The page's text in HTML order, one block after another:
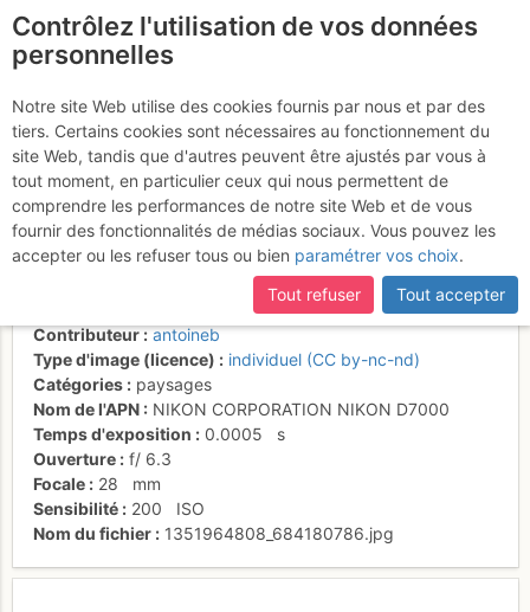
Grande Jumelle 2215m
(gauche) et Petite Jumelle
2182m
19 oct. 2012 10:37
Contributeur
antoineb
Type d'image (licence)
individuel (CC by-nc-nd)
Catégories
paysages
Nom de l'APN
NIKON CORPORATION NIKON D7000
Temps d'exposition
0.0005
s
Ouverture
f/ 6.3
Focale
28
mm
Sensibilité
200
ISO
Nom du fichier
1351964808_684180786.jpg
Contrôlez l'utilisation de vos données
personnelles
Notre site Web utilise des cookies fournis par nous et par des
tiers. Certains cookies sont nécessaires au fonctionnement du
site Web, tandis que d'autres peuvent être ajustés par vous à
tout moment, en particulier ceux qui nous permettent de
comprendre les performances de notre site Web et de vous
fournir des fonctionnalités de médias sociaux. Vous pouvez les
accepter ou les refuser tous ou bien paramétrer vos choix.
Tout refuser
Tout accepter